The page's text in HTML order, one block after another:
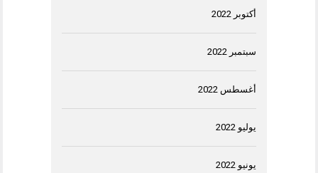
أكتوبر 2022
سبتمبر 2022
أغسطس 2022
يوليو 2022
يونيو 2022